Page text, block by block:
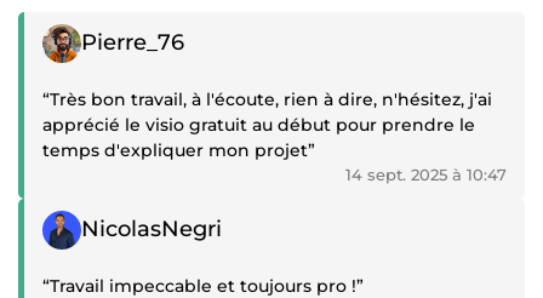
Témoignage positif
Pierre_76
“Très bon travail, à l'écoute, rien à dire, n'hésitez, j'ai
apprécié le visio gratuit au début pour prendre le
temps d'expliquer mon projet”
14 sept. 2025 à 10:47
Témoignage positif
NicolasNegri
“Travail impeccable et toujours pro !”